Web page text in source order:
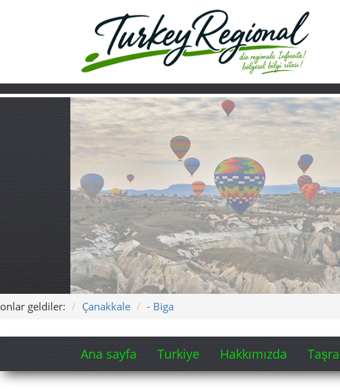
onlar geldiler: Çanakkale - Biga
Ana sayfa Turkiye Hakkımızda Taşra